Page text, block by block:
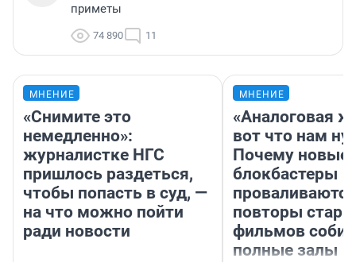
приметы
74 890 11
МНЕНИЕ
«Снимите это
немедленно»:
журналистке НГС
пришлось раздеться,
чтобы попасть в суд, —
на что можно пойти
ради новости
МНЕНИЕ
«Аналоговая
вот что нам
Почему новые
блокбастеры
повторы
фильмов
полные залы